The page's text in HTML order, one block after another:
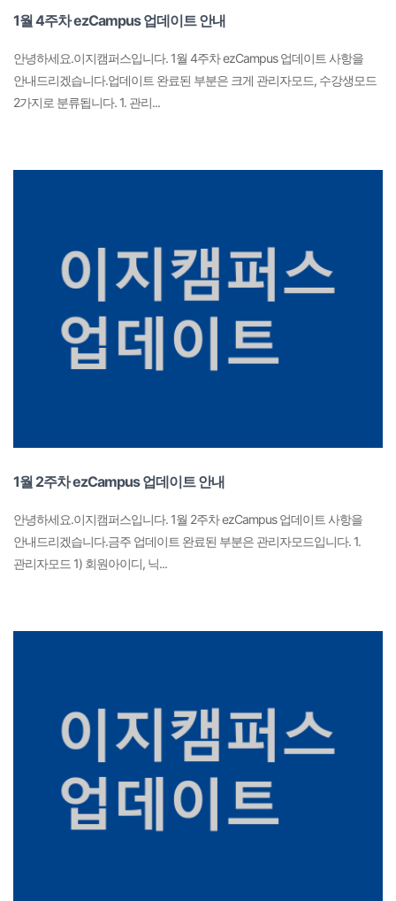
1월 4주차 ezCampus 업데이트 안내
안녕하세요.이지캠퍼스입니다. 1월 4주차 ezCampus 업데이트 사항을
안내드리겠습니다.업데이트 완료된 부분은 크게 관리자모드, 수강생모드
2가지로 분류됩니다. 1. 관리...
1월 2주차 ezCampus 업데이트 안내
안녕하세요.이지캠퍼스입니다. 1월 2주차 ezCampus 업데이트 사항을
안내드리겠습니다.금주 업데이트 완료된 부분은 관리자모드입니다. 1.
관리자모드 1) 회원아이디, 닉...